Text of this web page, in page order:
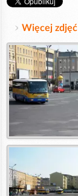
Więcej zdjęć